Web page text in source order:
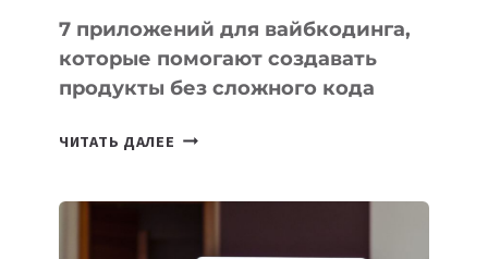
7 приложений для вайбкодинга,
которые помогают создавать
продукты без сложного кода
ЧИТАТЬ ДАЛЕЕ 7